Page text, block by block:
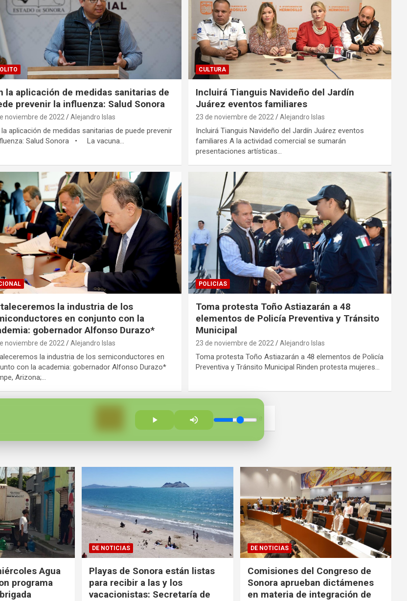
la aplicación de medidas sanitarias de
prevenir la influenza: Salud Sonora
noviembre de 2022 Alejandro Islas
aplicación de medidas sanitarias de puede prevenir
Salud Sonora • La vacuna…
CULTURA
Incluirá Tianguis Navideño del Jardín
Juárez eventos familiares
23 de noviembre de 2022 Alejandro Islas
Incluirá Tianguis Navideño del Jardín Juárez eventos
familiares A la actividad comercial se sumarán
presentaciones artísticas…
la industria de los
en conjunto con la
gobernador Alfonso Durazo*
noviembre de 2022 Alejandro Islas
la industria de los semiconductores en
con la academia: gobernador Alfonso Durazo*
Arizona;…
POLICIAS
Toma protesta Toño Astiazarán a 48
elementos de Policía Preventiva y Tránsito
Municipal
23 de noviembre de 2022 Alejandro Islas
Toma protesta Toño Astiazarán a 48 elementos de Policía
Preventiva y Tránsito Municipal Rinden protesta mujeres…
Siguiente
Agua
programa
DE NOTICIAS
Playas de Sonora están listas
para recibir a las y los
vacacionistas: Secretaría de
DE NOTICIAS
Comisiones del Congreso de
Sonora aprueban dictámenes
en materia de integración de